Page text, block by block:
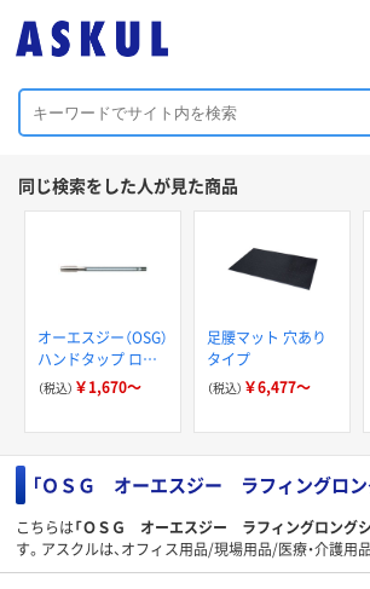
同じ検索をした人が見た商品
オーエスジー（OSG）
ハンドタップ ロン
グシャンク EX-LT
HSE #2 STD
（税込） ￥1,670～
足腰マット 穴あり
タイプ
（税込） ￥6,477～
「ＯＳＧ オーエスジー ラフィングロン
こちらは「ＯＳＧ オーエスジー ラフィングロング
す。アスクルは、オフィス用品/現場用品/医療・介護用